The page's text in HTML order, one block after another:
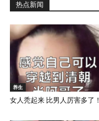
热点新闻
养生
女人秃起来 比男人厉害多了！